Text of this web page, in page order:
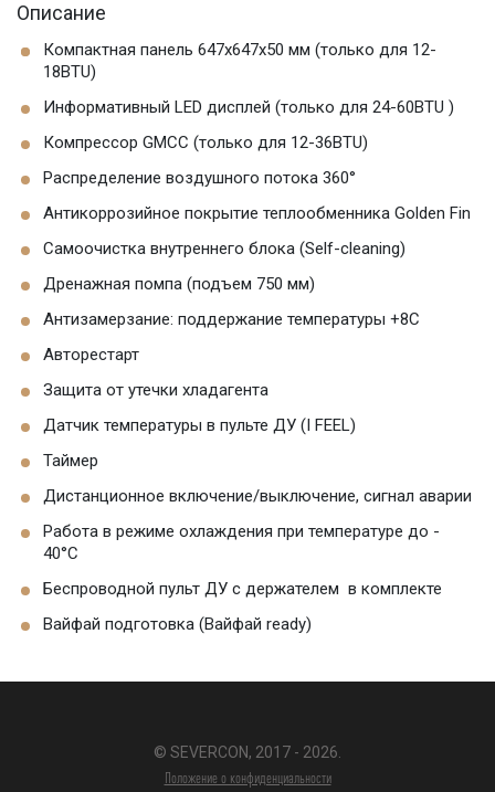
Описание
Компактная панель 647x647x50 мм (только для 12-
18BTU)
Информативный LED дисплей (только для 24-60BTU )
Компрессор GMCC (только для 12-36BTU)
Распределение воздушного потока 360°
Антикоррозийное покрытие теплообменника Golden Fin
Самоочистка внутреннего блока (Self-cleaning)
Дренажная помпа (подъем 750 мм)
Антизамерзание: поддержание температуры +8С
Авторестарт
Защита от утечки хладагента
Датчик температуры в пульте ДУ (I FEEL)
Таймер
Дистанционное включение/выключение, сигнал аварии
Работа в режиме охлаждения при температуре до -
40°C
Беспроводной пульт ДУ с держателем в комплекте
Вайфай подготовка (Вайфай ready)
© SEVERCON, 2017 - 2026.
Положение о конфиденциальности